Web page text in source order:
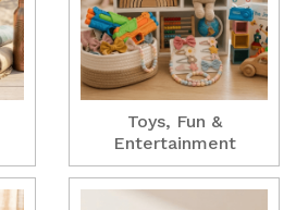
Toys, Fun &
Entertainment